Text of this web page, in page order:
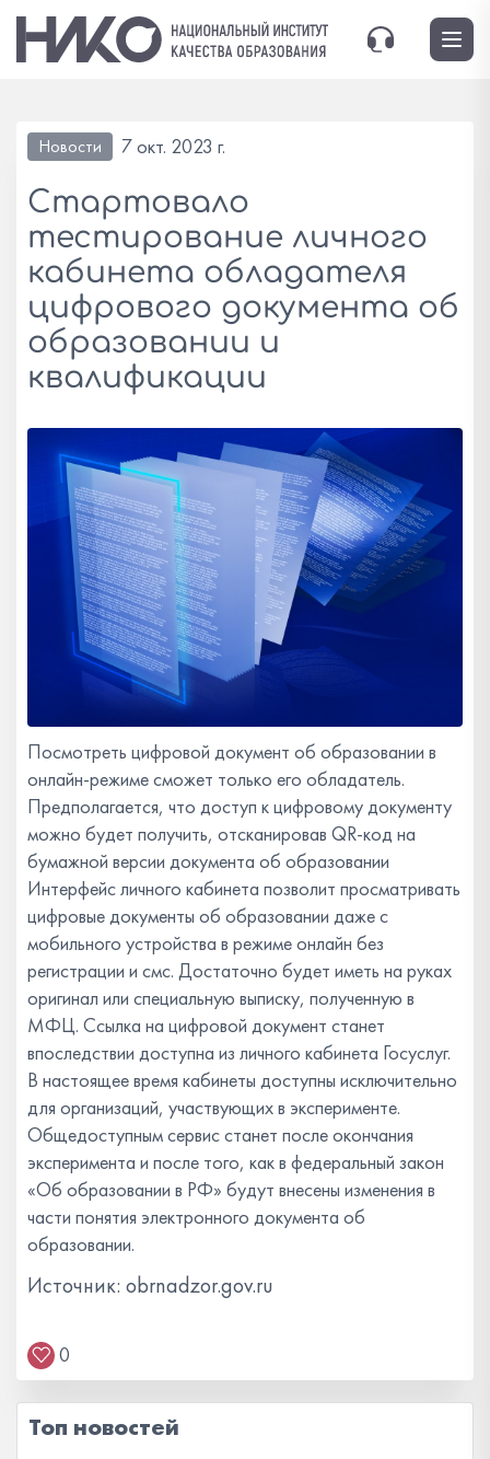
Новости 7 окт. 2023 г.
Стартовало
тестирование личного
кабинета обладателя
цифрового документа об
образовании и
квалификации
Посмотреть цифровой документ об образовании в
онлайн-режиме сможет только его обладатель.
Предполагается, что доступ к цифровому документу
можно будет получить, отсканировав QR-код на
бумажной версии документа об образовании
Интерфейс личного кабинета позволит просматривать
цифровые документы об образовании даже с
мобильного устройства в режиме онлайн без
регистрации и смс. Достаточно будет иметь на руках
оригинал или специальную выписку, полученную в
МФЦ. Ссылка на цифровой документ станет
впоследствии доступна из личного кабинета Госуслуг.
В настоящее время кабинеты доступны исключительно
для организаций, участвующих в эксперименте.
Общедоступным сервис станет после окончания
эксперимента и после того, как в федеральный закон
«Об образовании в РФ» будут внесены изменения в
части понятия электронного документа об
образовании.
Источник: obrnadzor.gov.ru
0
Топ новостей